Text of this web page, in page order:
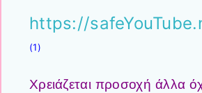
https://
(1)
Χρειάζεται προσοχή άλλα